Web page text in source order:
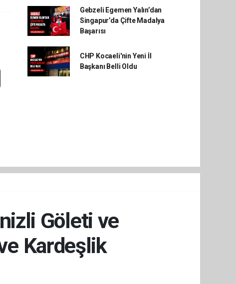
Gebzeli Egemen Yalın’dan
Singapur’da Çifte Madalya
Başarısı
CHP Kocaeli'nin Yeni İl
Başkanı Belli Oldu
Göleti ve
Kardeşlik